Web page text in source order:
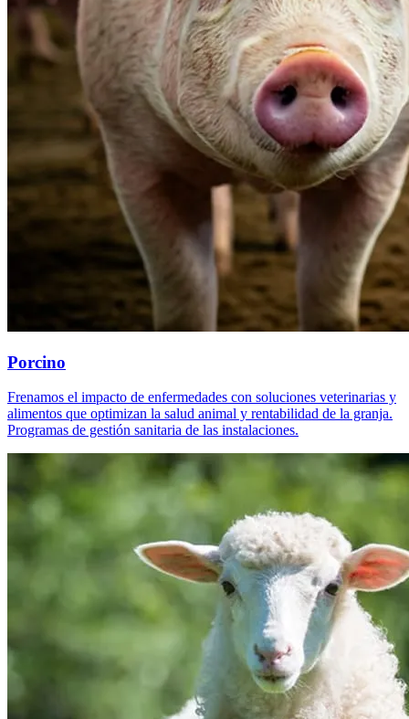
Porcino
Frenamos el impacto de enfermedades con soluciones veterinarias y
alimentos que optimizan la salud animal y rentabilidad de la granja.
Programas de gestión sanitaria de las instalaciones.